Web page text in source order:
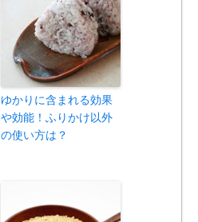
ゆかりに含まれる効果
や効能！ふりかけ以外
の使い方は？